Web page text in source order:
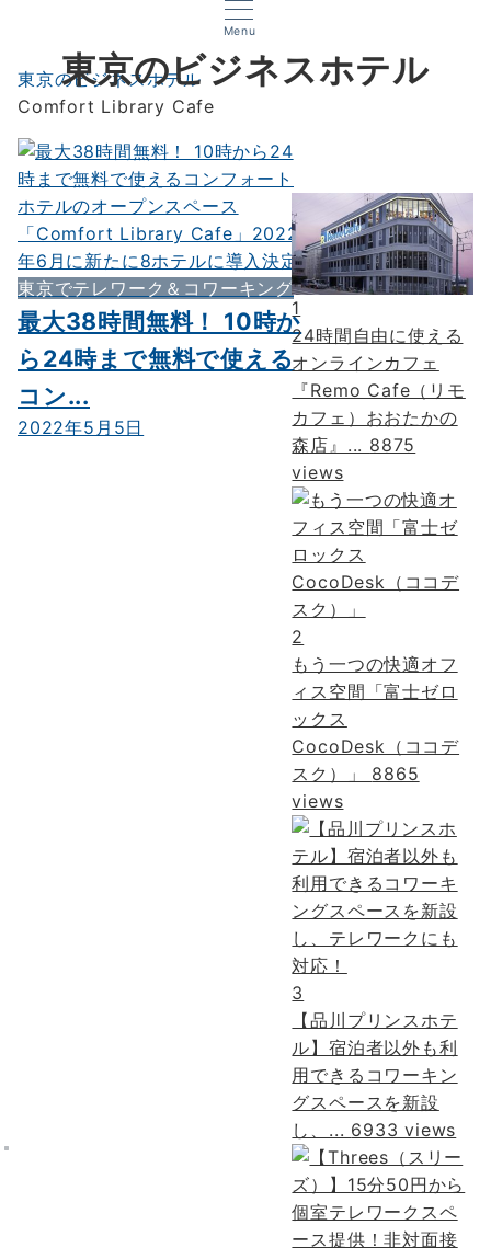
Menu
東京のビジネスホテル
東京のビジネスホテル
Comfort Library Cafe
東京でテレワーク＆コワーキング
最大38時間無料！ 10時か
ら24時まで無料で使える
コン...
2022年5月5日
1
24時間自由に使える
オンラインカフェ
『Remo Cafe（リモ
カフェ）おおたかの
森店』... 8875
views
2
もう一つの快適オフ
ィス空間「富士ゼロ
ックス
CocoDesk（ココデ
スク）」 8865
views
3
【品川プリンスホテ
ル】宿泊者以外も利
用できるコワーキン
グスペースを新設
し、... 6933 views